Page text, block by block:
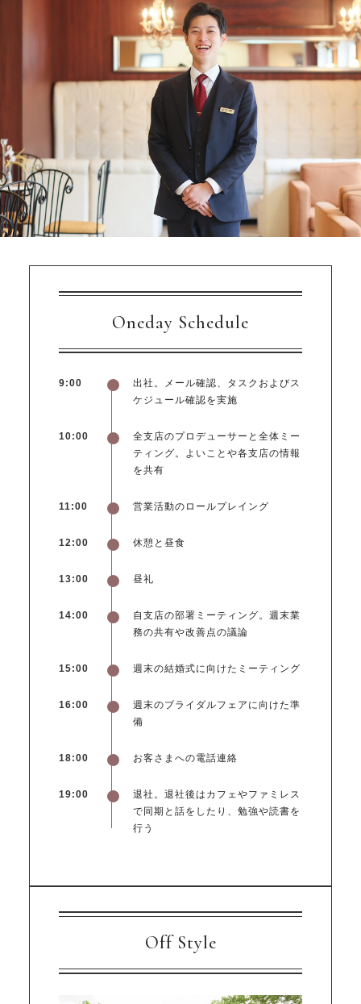
Oneday Schedule
9:00
出社。メール確認、タスクおよびス
ケジュール確認を実施
10:00
全支店のプロデューサーと全体ミー
ティング。よいことや各支店の情報
を共有
11:00 営業活動のロールプレイング
12:00 休憩と昼食
13:00 昼礼
14:00
自支店の部署ミーティング。週末業
務の共有や改善点の議論
15:00 週末の結婚式に向けたミーティング
16:00
週末のブライダルフェアに向けた準
備
18:00 お客さまへの電話連絡
19:00
退社。退社後はカフェやファミレス
で同期と話をしたり、勉強や読書を
行う
Off Style